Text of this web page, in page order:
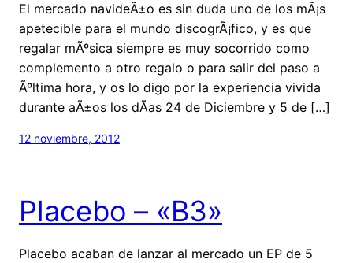
El mercado navideÃ±o es sin duda uno de los mÃ¡s
apetecible para el mundo discogrÃ¡fico, y es que
regalar mÃºsica siempre es muy socorrido como
complemento a otro regalo o para salir del paso a
Ãºltima hora, y os lo digo por la experiencia vivida
durante aÃ±os los dÃ­as 24 de Diciembre y 5 de […]
12 noviembre, 2012
Placebo – «B3»
Placebo acaban de lanzar al mercado un EP de 5